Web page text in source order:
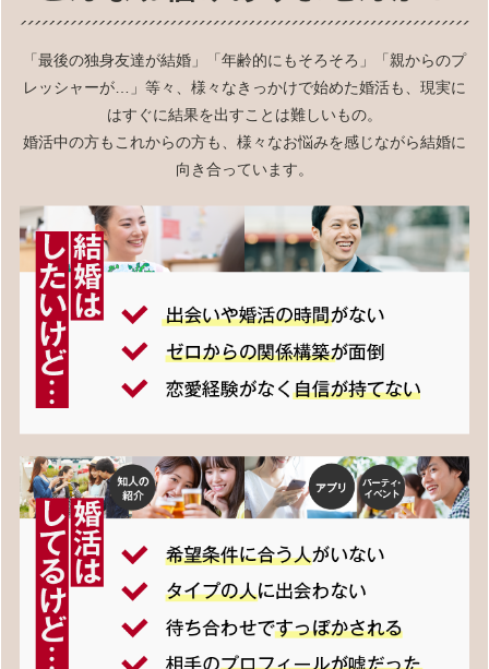
「最後の独身友達が結婚」「年齢的にもそろそろ」「親からのプ
レッシャーが…」等々、様々なきっかけで始めた婚活も、現実に
はすぐに結果を出すことは難しいもの。
婚活中の方もこれからの方も、様々なお悩みを感じながら結婚に
向き合っています。